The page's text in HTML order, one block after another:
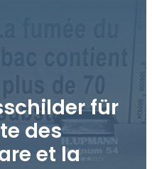
für
des
et la